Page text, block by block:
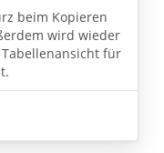
beim Kopieren
wird wieder
für